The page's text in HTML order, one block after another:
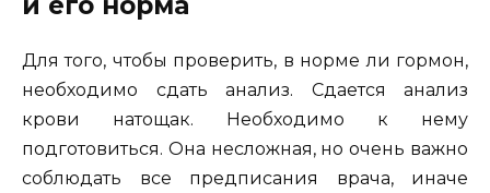
Для того, чтобы проверить, в норме ли гормон,
необходимо сдать анализ. Сдается анализ
крови натощак. Необходимо к нему
подготовиться. Она несложная, но очень важно
соблюдать все предписания врача, иначе